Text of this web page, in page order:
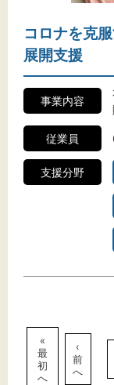
コロナを克
展開支援
事業内容
従業員
支援分野
«
最
初
へ
‹
前
へ